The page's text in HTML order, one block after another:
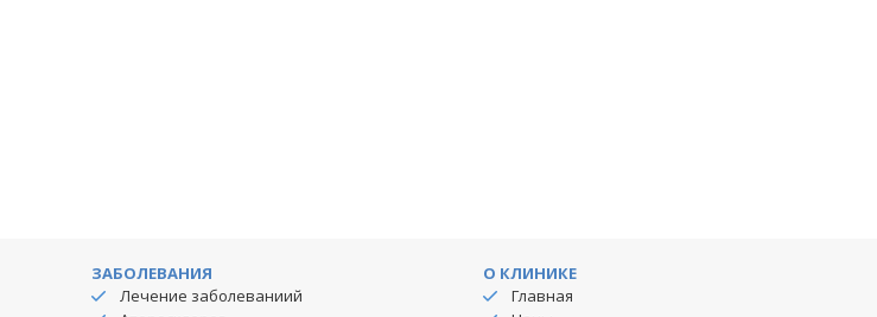
ЗАБОЛЕВАНИЯ
Лечение заболеваниий
О КЛИНИКЕ
Главная